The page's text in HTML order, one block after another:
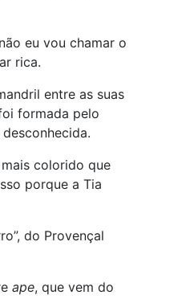
eu vou chamar o
rica.
entre as suas
formada pelo
colorido que
porque a Tia
do Provençal
ape, que vem do